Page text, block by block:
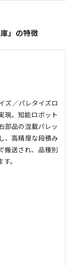
」の特徴
ズ／パレタイズロ
現。知能ロボット
部品の混載パレッ
、高精度な段積み
搬送され、品種別
。